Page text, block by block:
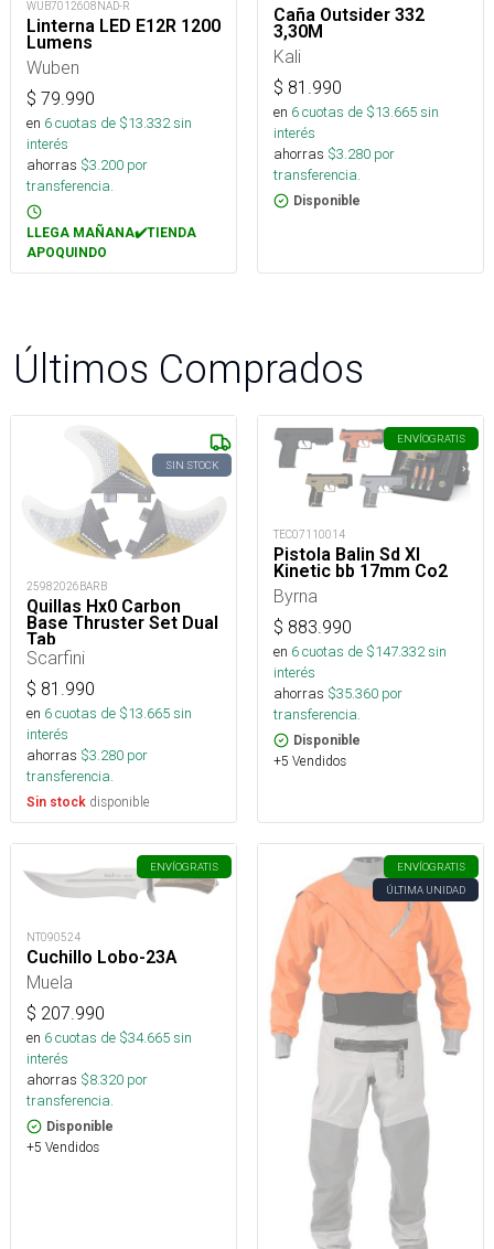
WUB7012608NAD-R
Linterna LED E12R 1200
Lumens
Wuben
$ 79.990
en 6cuotas de $13.332sin
interés
ahorras $3.200 por
transferencia.
LLEGA MAÑANA✔️TIENDA
APOQUINDO
Caña Outsider 332
3,30M
Kali
$ 81.990
en 6cuotas de $13.665sin
interés
ahorras $3.280 por
transferencia.
Disponible
Últimos Comprados
SIN STOCK
25982026BARB
Quillas Hx0 Carbon
Base Thruster Set Dual
Tab
Scarfini
$ 81.990
en 6cuotas de $13.665sin
interés
ahorras $3.280 por
transferencia.
Sin stock disponible
ENVÍOGRATIS
TEC07110014
Pistola Balin Sd Xl
Kinetic bb 17mm Co2
Byrna
$ 883.990
en 6cuotas de $147.332sin
interés
ahorras $35.360 por
transferencia.
Disponible
+5 Vendidos
ENVÍOGRATIS
NT090524
Cuchillo Lobo-23A
Muela
$ 207.990
en 6cuotas de $34.665sin
interés
ahorras $8.320 por
transferencia.
Disponible
+5 Vendidos
ENVÍOGRATIS
ÚLTIMA UNIDAD